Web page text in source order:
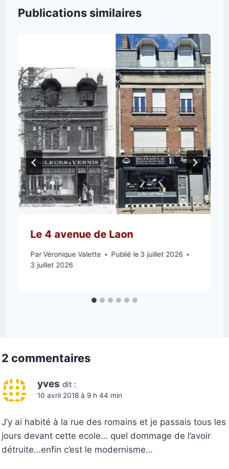
Publications similaires
Le 4 avenue de Laon
ParVéronique Valette Publié le 3 juillet 2026
3 juillet 2026
2 commentaires
yves dit :
10 avril 2018 à 9 h 44 min
J’y ai habité à la rue des romains et je passais tous les
jours devant cette ecole… quel dommage de l’avoir
détruite…enfin c’est le modernisme…